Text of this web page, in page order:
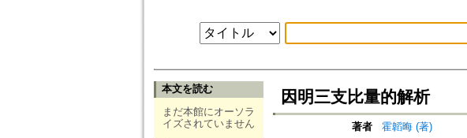
本文を読む
まだ本館にオーソラ
イズされていません
因明三支比量的解析
著者
霍韜晦 (著)